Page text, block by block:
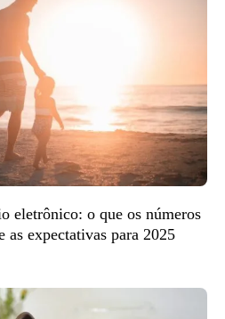
eletrônico: o que os números
as expectativas para 2025